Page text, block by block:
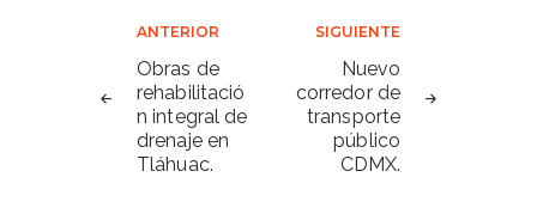
Navegación
de
entradas
ANTERIOR
Obras de
rehabilitació
n integral de
drenaje en
Tláhuac.
SIGUIENTE
Nuevo
corredor de
transporte
público
CDMX.